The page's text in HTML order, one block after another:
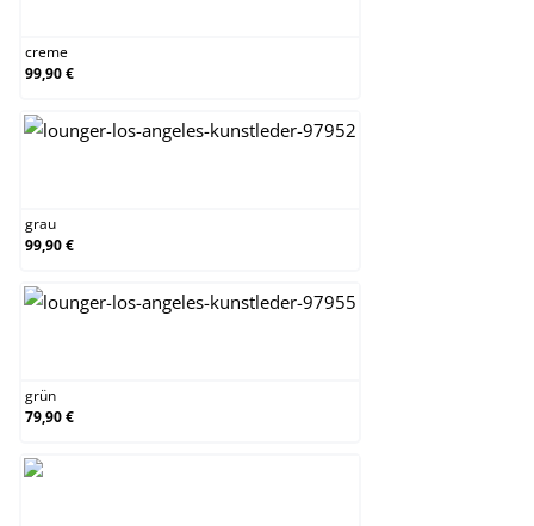
creme
99,90 €
grau
99,90 €
grün
79,90 €